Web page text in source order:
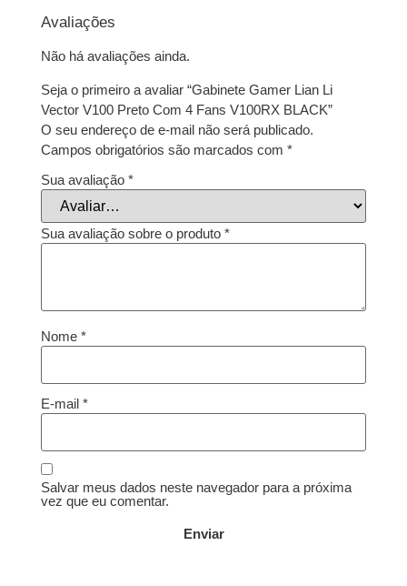
Avaliações
Não há avaliações ainda.
Seja o primeiro a avaliar “Gabinete Gamer Lian Li
Vector V100 Preto Com 4 Fans V100RX BLACK”
O seu endereço de e-mail não será publicado.
Campos obrigatórios são marcados com *
Sua avaliação *
Sua avaliação sobre o produto *
Nome *
E-mail *
Salvar meus dados neste navegador para a próxima
vez que eu comentar.